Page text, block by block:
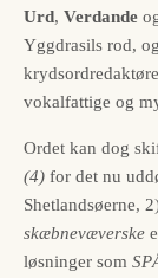
Urd, Verdande
Yggdrasils rod,
vokalfattige og
Ordet kan dog
(4) for det nu
Shetlandsøerne,
skæbnevæverske
løsninger som